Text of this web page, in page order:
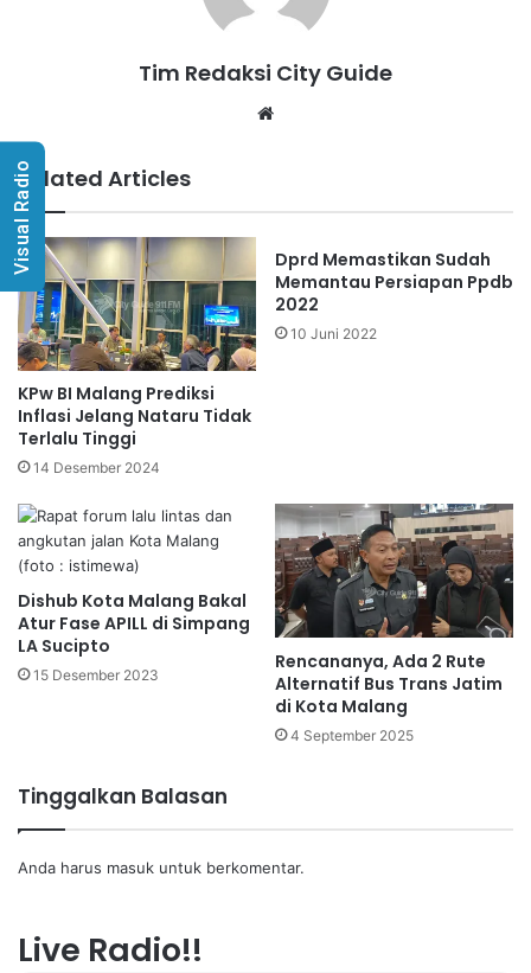
Tim Redaksi City Guide
Related Articles
KPw BI Malang Prediksi
Inflasi Jelang Nataru Tidak
Terlalu Tinggi
14 Desember 2024
Dprd Memastikan Sudah
Memantau Persiapan Ppdb
2022
10 Juni 2022
Dishub Kota Malang Bakal
Atur Fase APILL di Simpang
LA Sucipto
15 Desember 2023
Rencananya, Ada 2 Rute
Alternatif Bus Trans Jatim
di Kota Malang
4 September 2025
Tinggalkan Balasan
Anda harus masuk untuk berkomentar.
Live Radio!!
Visual Radio